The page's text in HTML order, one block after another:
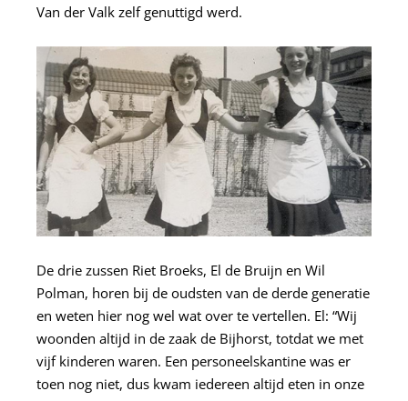
Van der Valk zelf genuttigd werd.
De drie zussen Riet Broeks, El de Bruijn en Wil
Polman, horen bij de oudsten van de derde generatie
en weten hier nog wel wat over te vertellen. El: “Wij
woonden altijd in de zaak de Bijhorst, totdat we met
vijf kinderen waren. Een personeelskantine was er
toen nog niet, dus kwam iedereen altijd eten in onze